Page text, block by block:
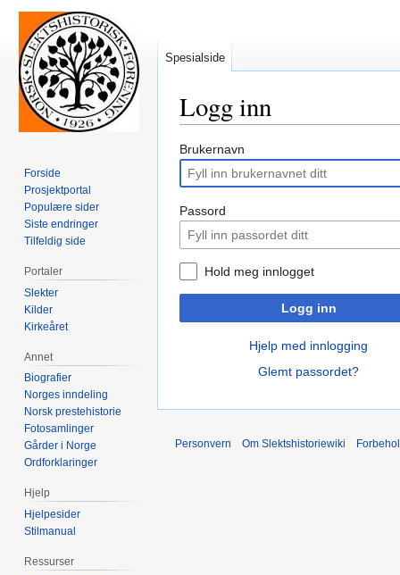
Logg inn
Hopp
navigering
Hopp
søk
Brukernavn
Passord
Hold meg innlogget
Logg inn
Hjelp med innlogging
Glemt passordet?
Spesialside
Forside
Prosjektportal
Populære sider
Siste endringer
Tilfeldig side
Portaler
Slekter
Kilder
Kirkeåret
Annet
Biografier
Norges inndeling
Norsk prestehistorie
Fotosamlinger
Gårder i Norge
Ordforklaringer
Hjelp
Hjelpesider
Stilmanual
Ressurser
Personvern Om Slektshistoriewiki